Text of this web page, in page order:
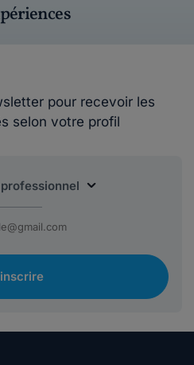
pour recevoir les
selon votre profil